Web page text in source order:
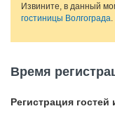
Извините, в данный
гостиницы Волгограда.
Время
Регистрация гостей